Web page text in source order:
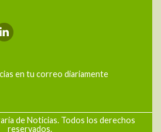
en tu correo diariamente
de Noticias. Todos los derechos
reservados.